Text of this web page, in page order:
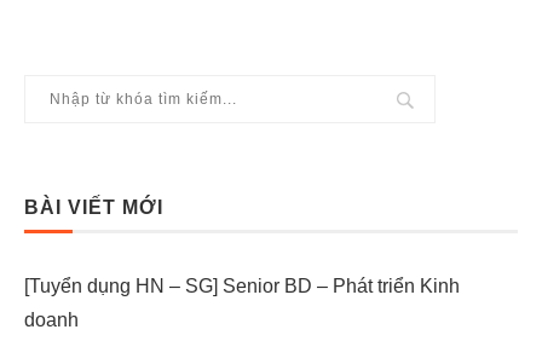
BÀI VIẾT MỚI
[Tuyển dụng HN – SG] Senior BD – Phát triển Kinh
doanh